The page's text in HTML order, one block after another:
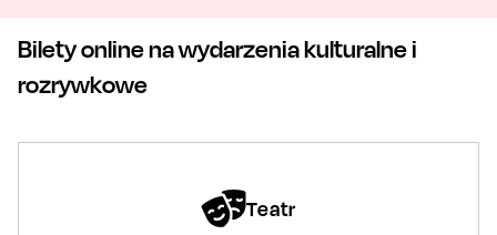
Bilety online na wydarzenia kulturalne i
rozrywkowe
Teatr